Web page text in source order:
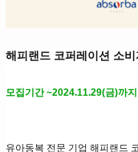
해피랜드 코퍼레이션 소
모집기간 ~2024.11.29(금)까지
유아동복 전문 기업 해피랜드